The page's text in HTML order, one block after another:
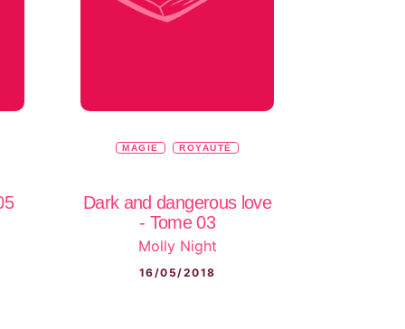
MAGIE ROYAUTÉ
Dark and dangerous love
- Tome 03
Molly Night
16/05/2018